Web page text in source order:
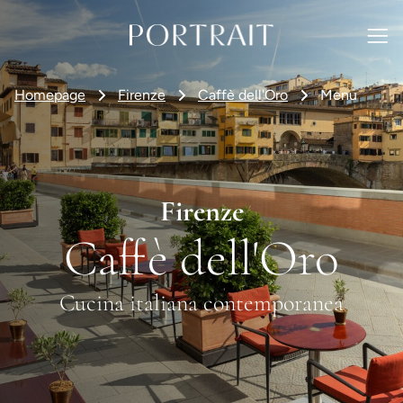
Homepage Firenze Caffè dell'Oro Menu
Firenze
Caffè dell'Oro
Cucina italiana contemporanea